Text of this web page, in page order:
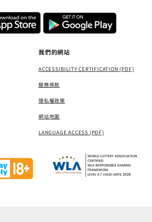
我們的網站
ACCESSIBILITY CERTIFICATION (PDF)
服務條款
隱私權政策
網站地圖
LANGUAGE ACCESS (PDF)